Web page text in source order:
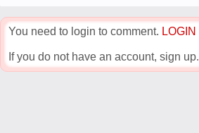
You need to login to comment. LOGIN
If you do not have an account, sign up.